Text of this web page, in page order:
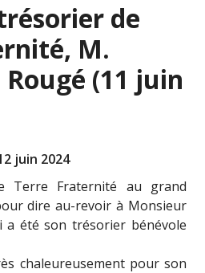
de
M.
(11 juin
juin 2024
Terre Fraternité au grand
dire au-revoir à Monsieur
a été son trésorier bénévole
chaleureusement pour son